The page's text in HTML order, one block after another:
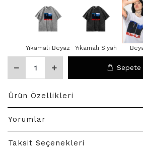
Yıkamalı Beyaz Yıkamalı Siyah
Sepete
Ürün Özellikleri
Yorumlar
Taksit Seçenekleri